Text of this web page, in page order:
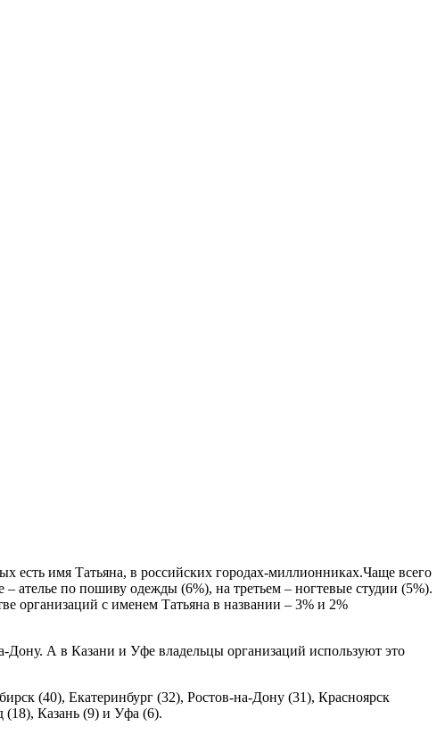
есть имя Татьяна, в российских городах-миллионниках.Чаще всего
ателье по пошиву одежды (6%), на третьем – ногтевые студии (5%).
организаций с именем Татьяна в названии – 3% и 2%
Дону. А в Казани и Уфе владельцы организаций используют это
(40), Екатеринбург (32), Ростов-на-Дону (31), Красноярск
Казань (9) и Уфа (6).